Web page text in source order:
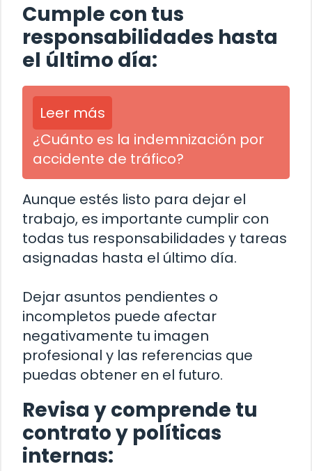
Cumple con tus
responsabilidades hasta
el último día:
Leer más
¿Cuánto es la indemnización por
accidente de tráfico?
Aunque estés listo para dejar el
trabajo, es importante cumplir con
todas tus responsabilidades y tareas
asignadas hasta el último día.
Dejar asuntos pendientes o
incompletos puede afectar
negativamente tu imagen
profesional y las referencias que
puedas obtener en el futuro.
Revisa y comprende tu
contrato y políticas
internas: